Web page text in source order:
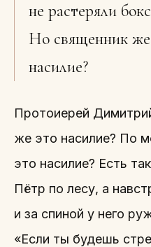
не растеряли
Но священник
насилие?
Протоиерей
же это насилие? По
это насилие? Есть
Пётр по лесу, а
и за спиной у него
«Если ты будешь